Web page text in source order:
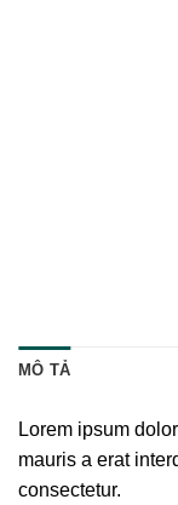
MÔ TẢ
Lorem ipsum
mauris a erat
consectetur.